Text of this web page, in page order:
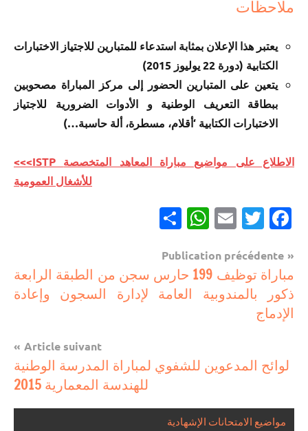
ملاحظات
يعتبر هذا الإعلان بمثابة استدعاء للمتبارين للاجتياز الاختبارات
الكتابية (دورة 22 يوليوز 2015)
يتعين على المتبارين الحضور إلى مركز المباراة مصحوبين
ببطاقة التعريف الوطنية و الأدوات الضرورية للاجتياز
الاختبارات الكتابية ‘أقلام، مسطرة، ألة حاسبة…)
<<<ISTP الاطلاع على مواضيع مباراة المعاهد المتخصصة
للأشغال العمومية
Facebook
Twitter
Email
WhatsApp
مباريات
Navigation
de
l’article
Publication précédente
مباراة توظيف 199 حارس سجن من الطبقة الرابعة
ذكور بالمندوبية العامة لإدارة السجون وإعادة
الإدماج
Article suivant
لوائح المدعوين للشفوي لمباراة المدرسة الوطنية
للهندسة المعمارية 2015
مواضيع الامتحانات الإشهادية